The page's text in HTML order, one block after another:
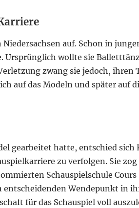
auf. Schon in
Ursprünglich wollte sie
zwang sie jedoch, ihren
auf das Modeln und später auf
gearbeitet hatte, entschied sich
zu verfolgen. Sie zog
Schauspielschule Cours
entscheidenden Wendepunkt in
für das Schauspiel voll